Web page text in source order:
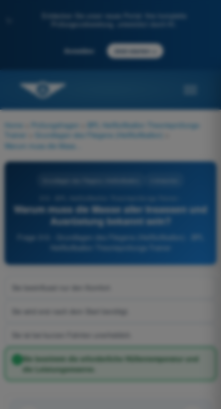
Entdecken Sie unser neues Portal: Ihre komplette
Prüfungsvorbereitung, unterstützt durch KI.
Anmelden Jetzt starten
Home Prüfungsfragen
BPL Heißluftballon Theorieprüfungs-
Trainer
Grundlagen des Fliegens (Heißluftballon)
Warum muss die Masse aller Insassen und
Ausrüstung bekannt sein?
Frage 310 - Grundlagen des Fliegens (Heißluftballon) - BPL
Sie bestimmt die erforderliche Hüllentemperatur und
die Leistungsreserve.